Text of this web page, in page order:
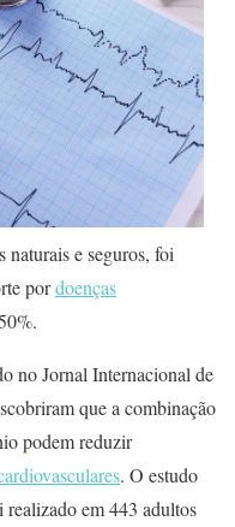
naturais e seguros, foi
pordoenças
no Jornal Internacional de
que a combinação
podem reduzir
. O estudo
em 443 adultos